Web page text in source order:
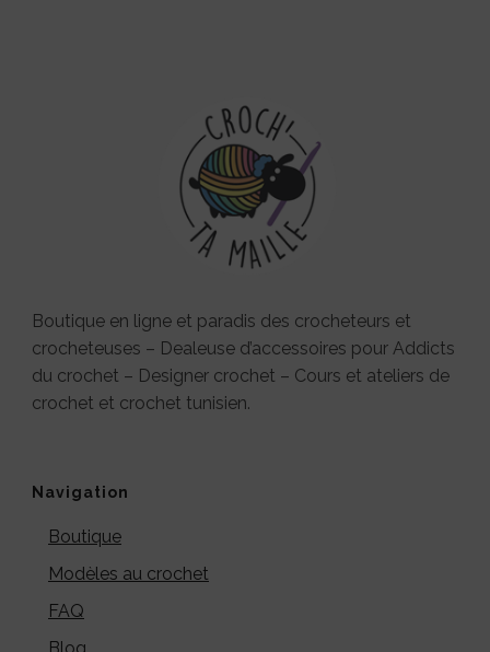
Boutique en ligne et paradis des crocheteurs et
crocheteuses – Dealeuse d’accessoires pour Addicts
du crochet – Designer crochet – Cours et ateliers de
crochet et crochet tunisien.
Navigation
Boutique
Modèles au crochet
FAQ